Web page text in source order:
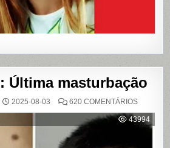
Última masturbação
2025-08-03 620 COMENTÁRIOSEM
WEB:
ÚLTIMA
43994